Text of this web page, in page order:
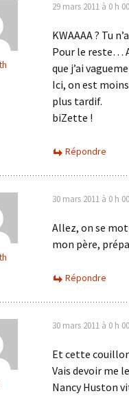
29 mars 2011 à 0 h
KWAAAA ? Tu
Pour le reste…
que j’ai
Ici, on est
plus tardif.
biZette !
Répondre
30 mars 2011 à 0 h
Allez, on se
mon père,
Répondre
30 mars 2011 à 0 h
Et cette
Vais devoir me
Nancy Huston